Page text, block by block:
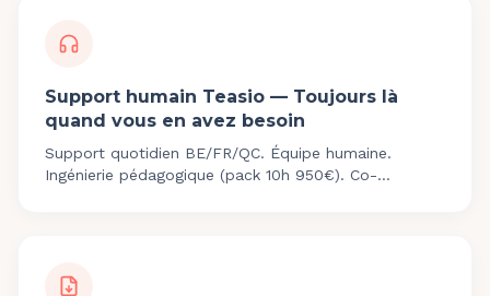
Support humain Teasio — Toujours là
quand vous en avez besoin
Support quotidien BE/FR/QC. Équipe humaine.
Ingénierie pédagogique (pack 10h 950€). Co-